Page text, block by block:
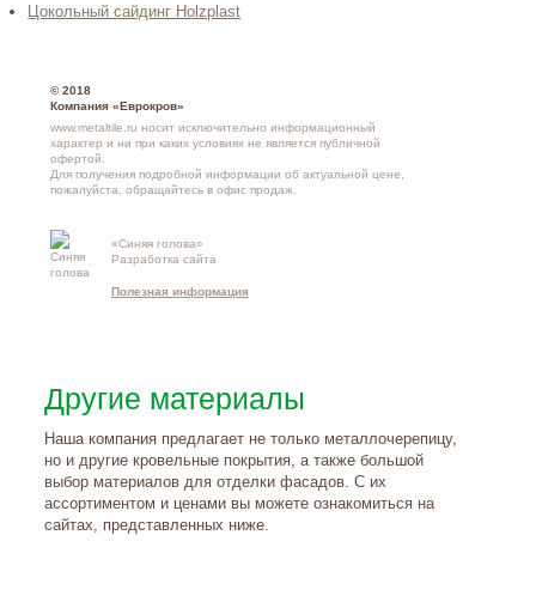
Цокольный сайдинг Holzplast
© 2018
Компания «Еврокров»
www.metaltile.ru носит исключительно информационный
характер и ни при каких условиях не является публичной
офертой.
Для получения подробной информации об актуальной цене,
пожалуйста, обращайтесь в офис продаж.
«Синяя голова»
Разработка сайта
Полезная информация
Другие материалы
Наша компания предлагает не только металлочерепицу,
но и другие кровельные покрытия, а также большой
выбор материалов для отделки фасадов. С их
ассортиментом и ценами вы можете ознакомиться на
сайтах, представленных ниже.